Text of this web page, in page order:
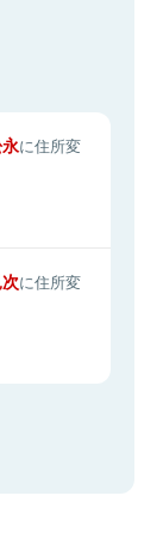
に住所変
に住所変